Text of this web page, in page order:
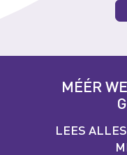
MÉÉR
LEES